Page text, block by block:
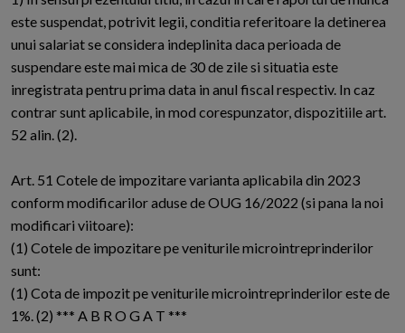
este suspendat, potrivit legii, conditia referitoare la detinerea
unui salariat se considera indeplinita daca perioada de
suspendare este mai mica de 30 de zile si situatia este
inregistrata pentru prima data in anul fiscal respectiv. In caz
contrar sunt aplicabile, in mod corespunzator, dispozitiile art.
52 alin. (2).
Art. 51 Cotele de impozitare varianta aplicabila din 2023
conform modificarilor aduse de OUG 16/2022 (si pana la noi
modificari viitoare):
(1) Cotele de impozitare pe veniturile microintreprinderilor
sunt:
(1) Cota de impozit pe veniturile microintreprinderilor este de
1%. (2) *** A B R O G A T ***